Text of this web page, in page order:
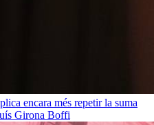
encara més repetir la suma
Girona Boffi